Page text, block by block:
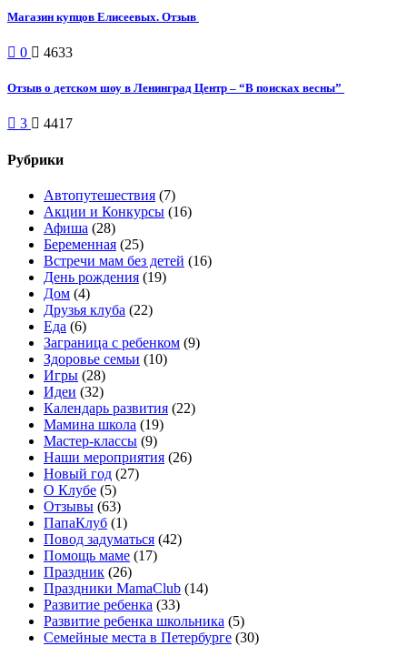
Магазин купцов Елисеевых. Отзыв
0 4633
Отзыв о детском шоу в Ленинград Центр – “В поисках весны”
3 4417
Рубрики
Автопутешествия (7)
Акции и Конкурсы (16)
Афиша (28)
Беременная (25)
Встречи мам без детей (16)
День рождения (19)
Дом (4)
Друзья клуба (22)
Еда (6)
Заграница с ребенком (9)
Здоровье семьи (10)
Игры (28)
Идеи (32)
Календарь развития (22)
Мамина школа (19)
Мастер-классы (9)
Наши мероприятия (26)
Новый год (27)
О Клубе (5)
Отзывы (63)
ПапаКлуб (1)
Повод задуматься (42)
Помощь маме (17)
Праздник (26)
Праздники MamaClub (14)
Развитие ребенка (33)
Развитие ребенка школьника (5)
Семейные места в Петербурге (30)